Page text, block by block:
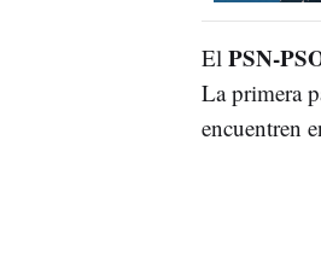
El PSN-
La primera
encuentren